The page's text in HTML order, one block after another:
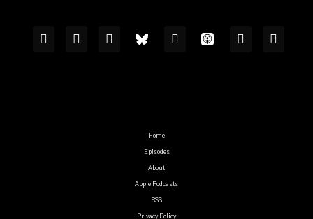
Home
Episodes
About
Apple Podcasts
RSS
Privacy Policy